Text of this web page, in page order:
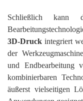
Schließlich kann
3D-Druck integriert
der
und Endbearbeitung
kombinierbaren
äußerst vielseitigen